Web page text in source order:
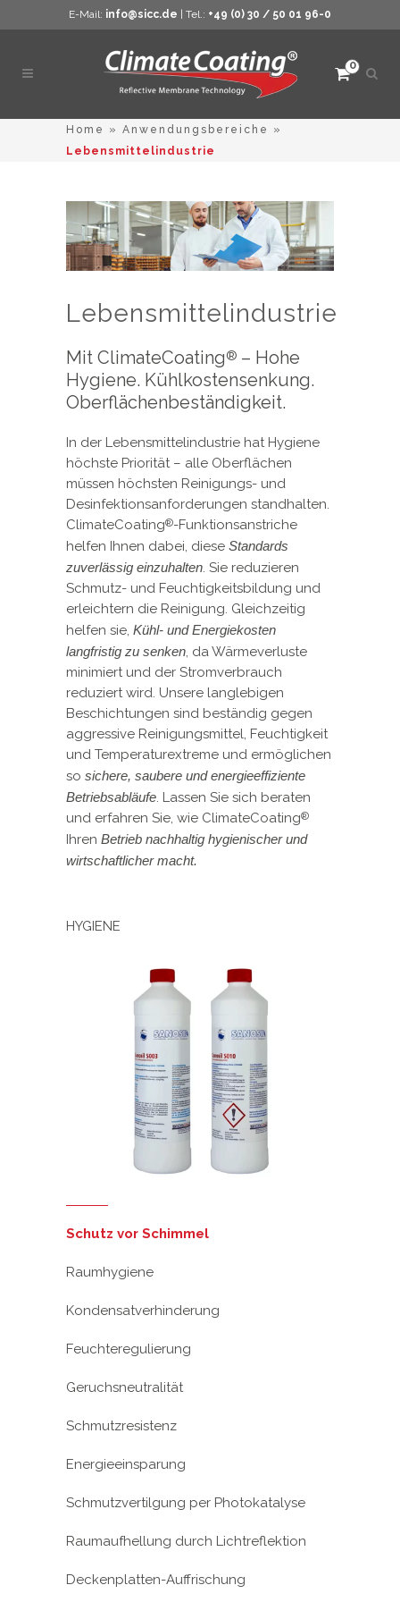
E-Mail: info@sicc.de | Tel.: +49 (0) 30 / 50 01 96-0
0
Home » Anwendungsbereiche
»
Lebensmittelindustrie
Lebensmittelindustrie
Mit ClimateCoating® – Hohe
Hygiene. Kühlkostensenkung.
Oberflächenbeständigkeit.
In der Lebensmittelindustrie hat Hygiene
höchste Priorität – alle Oberflächen
müssen höchsten Reinigungs- und
Desinfektionsanforderungen standhalten.
ClimateCoating®-Funktionsanstriche
helfen Ihnen dabei, diese Standards
zuverlässig einzuhalten. Sie reduzieren
Schmutz- und Feuchtigkeitsbildung und
erleichtern die Reinigung. Gleichzeitig
helfen sie, Kühl- und Energiekosten
langfristig zu senken, da Wärmeverluste
minimiert und der Stromverbrauch
reduziert wird. Unsere langlebigen
Beschichtungen sind beständig gegen
aggressive Reinigungsmittel, Feuchtigkeit
und Temperaturextreme und ermöglichen
so sichere, saubere und energieeffiziente
Betriebsabläufe. Lassen Sie sich beraten
und erfahren Sie, wie ClimateCoating®
Ihren Betrieb nachhaltig hygienischer und
wirtschaftlicher macht.
HYGIENE
Schutz vor Schimmel
Raumhygiene
Kondensatverhinderung
Feuchteregulierung
Geruchsneutralität
Schmutzresistenz
Energieeinsparung
Schmutzvertilgung per Photokatalyse
Raumaufhellung durch Lichtreflektion
Deckenplatten-Auffrischung